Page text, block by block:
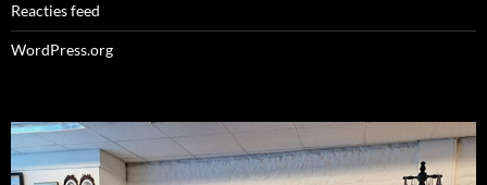
Reacties feed
WordPress.org